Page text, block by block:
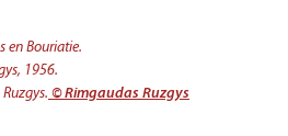
en Bouriatie.
1956.
© Rimgaudas Ruzgys